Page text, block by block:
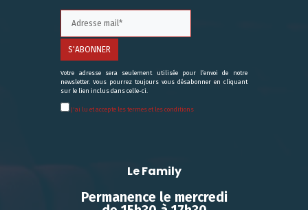
Votre adresse sera seulement utilisée pour l’envoi de notre
newsletter. Vous pourrez toujours vous désabonner en cliquant
sur le lien inclus dans celle-ci.
J'ai lu et accepte les termes et les conditions
Le Family
Permanence le mercredi